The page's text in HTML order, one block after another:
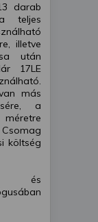
darab
teljes
illetve
után
17LE
más
a
költség
és